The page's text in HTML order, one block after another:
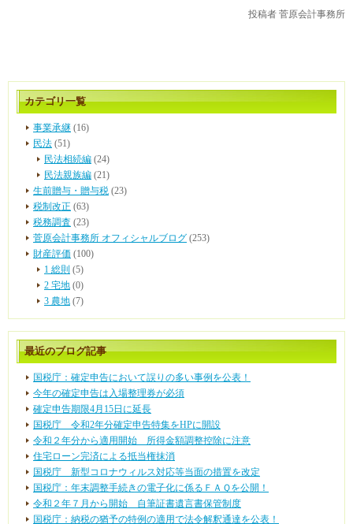
投稿者 菅原会計事務所
カテゴリ一覧
事業承継 (16)
民法 (51)
民法相続編 (24)
民法親族編 (21)
生前贈与・贈与税 (23)
税制改正 (63)
税務調査 (23)
菅原会計事務所 オフィシャルブログ (253)
財産評価 (100)
1 総則 (5)
2 宅地 (0)
3 農地 (7)
最近のブログ記事
国税庁：確定申告において誤りの多い事例を公表！
今年の確定申告は入場整理券が必須
確定申告期限4月15日に延長
国税庁 令和2年分確定申告特集をHPに開設
令和２年分から適用開始 所得金額調整控除に注意
住宅ローン完済による抵当権抹消
国税庁 新型コロナウィルス対応等当面の措置を改定
国税庁：年末調整手続きの電子化に係るＦＡＱを公開！
令和２年７月から開始 自筆証書遺言書保管制度
国税庁：納税の猶予の特例の適用で法令解釈通達を公表！